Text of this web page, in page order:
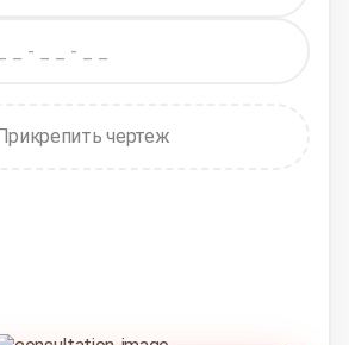
чертеж